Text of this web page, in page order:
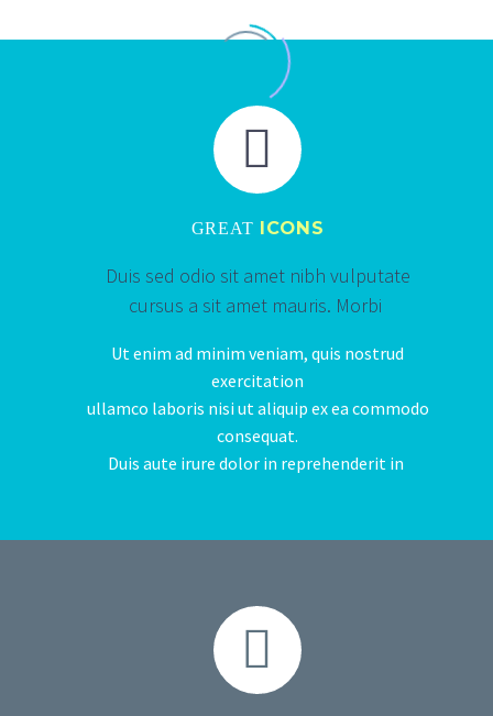


GREAT ICONS
Duis sed odio sit amet nibh vulputate
cursus a sit amet mauris. Morbi
Ut enim ad minim veniam, quis nostrud
exercitation
ullamco laboris nisi ut aliquip ex ea commodo
consequat.
Duis aute irure dolor in reprehenderit in

